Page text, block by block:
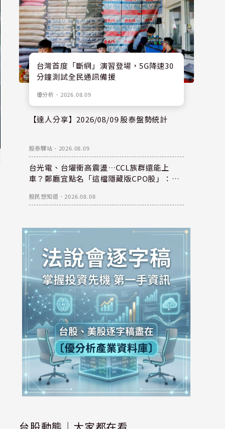
台灣首度「斷網」演習登場，5G降速30
分鐘測試全民通訊備援
優分析 ． 2026.08.09
【達人分享】2026/08/09 股泰盤勢統計
股泰驛站 ． 2026.08.09
台光電、台燿衝高震盪…CCL族群還能上
車？鄭廳宜點名「這檔隱藏版CPO股」：每
股民想知道 ． 2026.08.08